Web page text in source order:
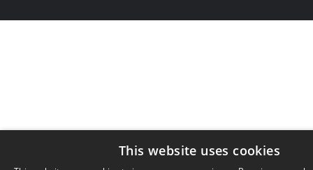
This website uses cookies